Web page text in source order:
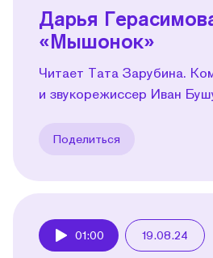
Дарья
«Мышонок»
Читает Тата Зарубина.
и звукорежиссер Иван
Поделиться
01:00 19.08.24